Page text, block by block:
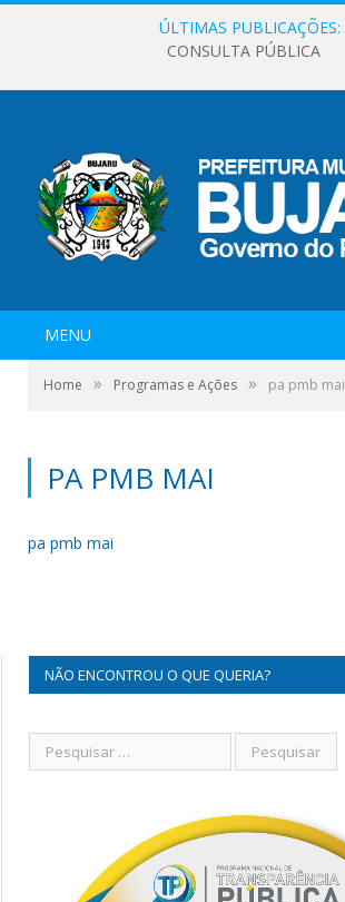
ÚLTIMAS PUBLICAÇÕES:
CONSULTA PÚBLICA
MENU
Home » Programas e Ações » pa pmb mai
PA PMB MAI
pa pmb mai
NÃO ENCONTROU O QUE QUERIA?